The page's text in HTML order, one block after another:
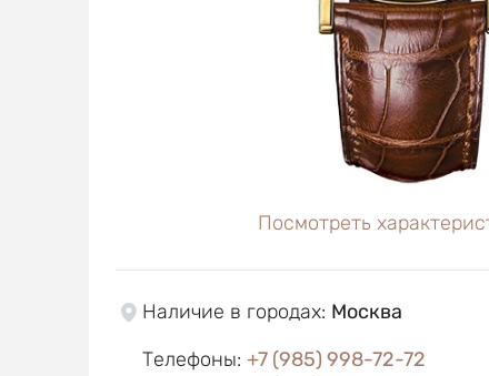
Посмотреть
Наличие в городах: Москва
Телефоны: +7 (985) 998-72-72